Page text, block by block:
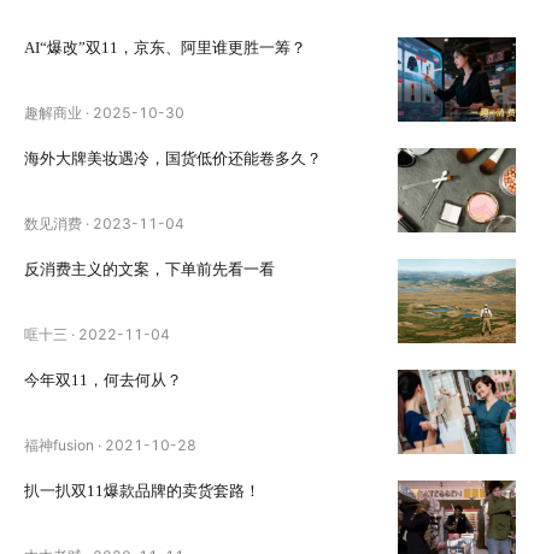
AI“爆改”双11，京东、阿里谁更胜一筹？
趣解商业 · 2025-10-30
海外大牌美妆遇冷，国货低价还能卷多久？
数见消费 · 2023-11-04
反消费主义的文案，下单前先看一看
哐十三 · 2022-11-04
今年双11，何去何从？
福神fusion · 2021-10-28
扒一扒双11爆款品牌的卖货套路！